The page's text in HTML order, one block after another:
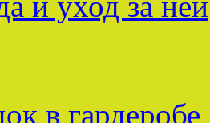
в гардеробе